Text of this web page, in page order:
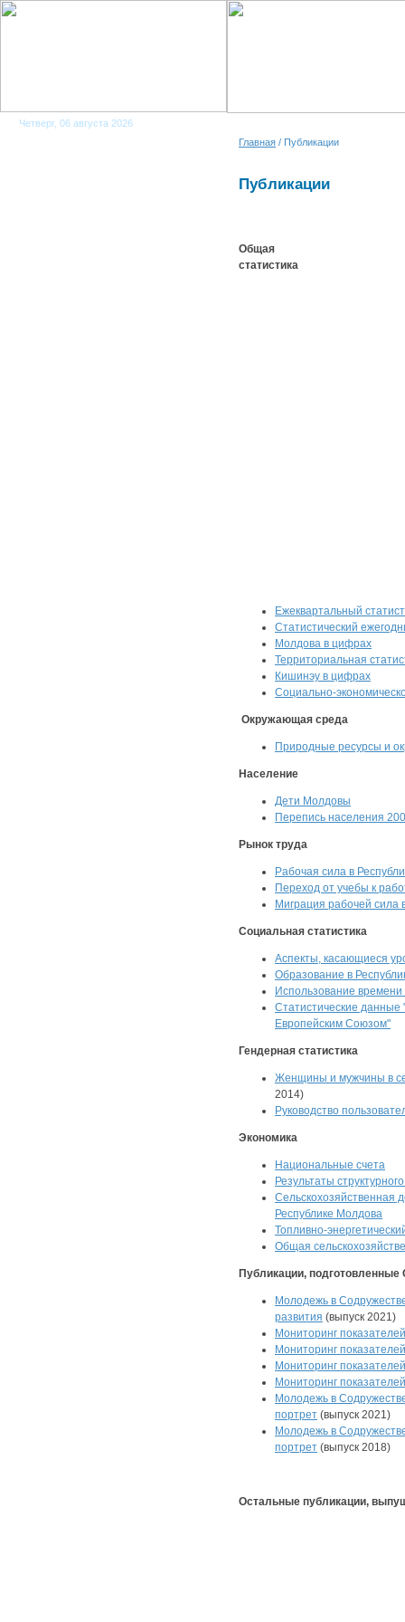
Четверг, 06 августа 2026
Главная / Публикации
Публикации
Общая
статистика
Ежеквартальный
Статистический
Молдова в цифрах
Территориальная
Кишинэу в цифрах
Социально-
Окружающая среда
Природные ресурсы и
Население
Дети Молдовы
Перепись населения
Рынок труда
Рабочая сила в
Переход от учебы к
Миграция рабочей сила
Социальная статистика
Аспекты, касающиеся
Образование в
Использование
Статистические данные
Европейским Союзом"
Гендерная статистика
Женщины и мужчины в
2014)
Руководство
Экономика
Национальные счета
Результаты
Сельскохозяйственная
Республике Молдова
Топливно-
Общая
Публикации,
Молодежь в
развития (выпуск 2021)
Мониторинг
Мониторинг
Мониторинг
Мониторинг
Молодежь в
портрет (выпуск 2021)
Молодежь в
портрет (выпуск 2018)
Oстальные публикации,